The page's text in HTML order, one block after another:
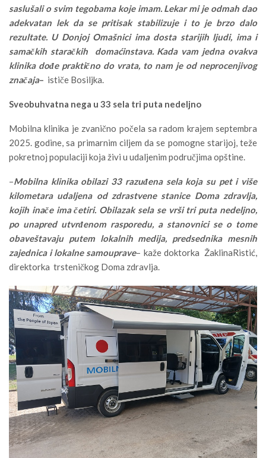
saslušali o svim tegobama koje imam. Lekar mi je odmah dao
adekvatan lek da se pritisak stabilizuje i to je brzo dalo
rezultate. U Donjoj Omašnici ima dosta starijih ljudi, ima i
samačkih staračkih domaćinstava. Kada vam jedna ovakva
klinika dođe praktično do vrata, to nam je od neprocenjivog
značaja– ističe Bosiljka.
Sveobuhvatna nega u 33 sela tri puta nedeljno
Mobilna klinika je zvanično počela sa radom krajem septembra
2025. godine, sa primarnim ciljem da se pomogne starijoj, teže
pokretnoj populaciji koja živi u udaljenim područjima opštine.
–Mobilna klinika obilazi 33 razuđena sela koja su pet i više
kilometara udaljena od zdrastvene stanice Doma zdravlja,
kojih inače ima četiri. Obilazak sela se vrši tri puta nedeljno,
po unapred utvrđenom rasporedu, a stanovnici se o tome
obaveštavaju putem lokalnih medija, predsednika mesnih
zajednica i lokalne samouprave– kaže doktorka ŽaklinaRistić,
direktorka trsteničkog Doma zdravlja.